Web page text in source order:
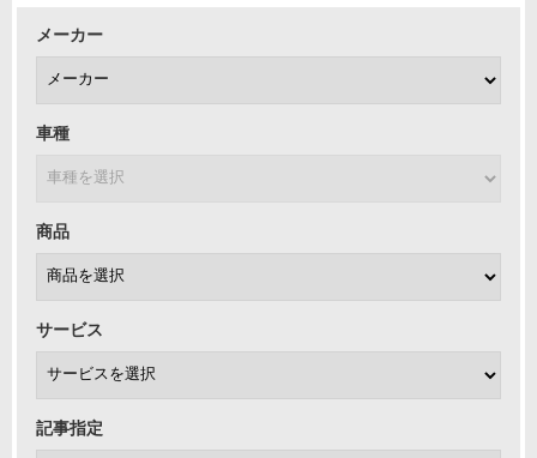
メーカー
車種
商品
サービス
記事指定